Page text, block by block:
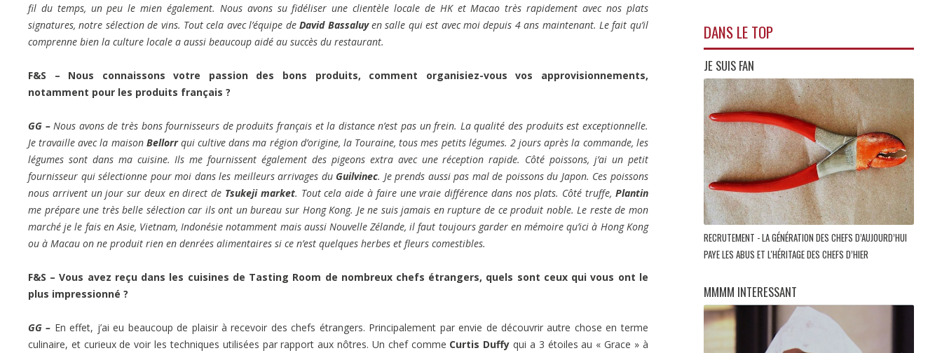
fil du temps, un peu le mien également. Nous avons su fidéliser une clientèle locale de HK et Macao très rapidement avec nos plats
signatures, notre sélection de vins. Tout cela avec l’équipe deDavid Bassaluyen salle qui est avec moi depuis 4 ans maintenant. Le fait qu’il
comprenne bien la culture locale a aussi beaucoup aidé au succès du restaurant.
F&S – Nous connaissons votre passion des bons produits, comment organisiez-vous vos approvisionnements,
notamment pour les produits français ?
GG – Nous avons de très bons fournisseurs de produits français et la distance n’est pas un frein. La qualité des produits est exceptionnelle.
Je travaille avec la maison Bellorrqui cultive dans ma région d’origine, la Touraine, tous mes petits légumes. 2 jours après la commande, les
légumes sont dans ma cuisine. Ils me fournissent également des pigeons extra avec une réception rapide. Côté poissons, j’ai un petit
fournisseur qui sélectionne pour moi dans les meilleurs arrivages du Guilvinec. Je prends aussi pas mal de poissons du Japon. Ces poissons
nous arrivent un jour sur deux en direct de Tsukeji market. Tout cela aide à faire une vraie différence dans nos plats. Côté truffe, Plantin
me prépare une très belle sélection car ils ont un bureau sur Hong Kong. Je ne suis jamais en rupture de ce produit noble. Le reste de mon
marché je le fais en Asie, Vietnam, Indonésie notamment mais aussi NouvelleZélande, il faut toujours garder en mémoire qu’ici à Hong Kong
ou à Macau on ne produit rien en denrées alimentaires si ce n’est quelques herbes et fleurs comestibles.
F&S – Vous avez reçu dans les cuisines de Tasting Room de nombreux chefs étrangers, quels sont ceux qui vous ont le
plus impressionné ?
GG – En effet, j’ai eu beaucoup de plaisir à recevoir des chefs étrangers. Principalement par envie de découvrir autre chose en terme
culinaire, et curieux de voir les techniques utilisées par rapport aux nôtres. Un chef comme Curtis Duffy qui a 3 étoiles au « Grace » à
DANS LE TOP
JE SUIS FAN
RECRUTEMENT - LA GÉNÉRATION DES CHEFS D’AUJOURD’HUI
PAYE LES ABUS ET L'HÉRITAGE DES CHEFS D’HIER
MMMM INTERESSANT